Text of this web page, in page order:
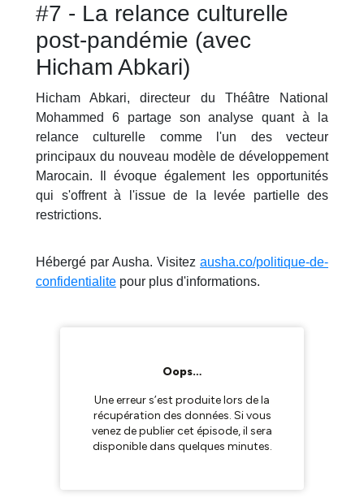
#7 - La relance culturelle
post-pandémie (avec
Hicham Abkari)
Hicham Abkari, directeur du Théâtre National
Mohammed 6 partage son analyse quant à la
relance culturelle comme l'un des vecteur
principaux du nouveau modèle de développement
Marocain. Il évoque également les opportunités
qui s'offrent à l'issue de la levée partielle des
restrictions.
Hébergé par Ausha. Visitez ausha.co/politique-de-
confidentialite pour plus d'informations.